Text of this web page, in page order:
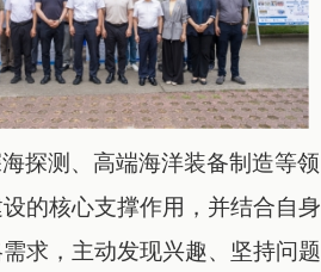
探测、高端海洋装备制造等领
的核心支撑作用，并结合自身
求，主动发现兴趣、坚持问题